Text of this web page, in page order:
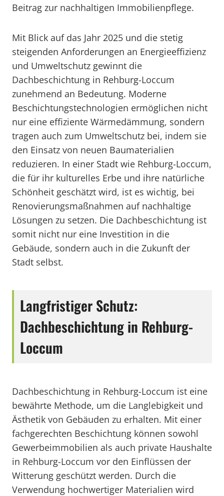
Beitrag zur nachhaltigen Immobilienpflege.
Mit Blick auf das Jahr 2025 und die stetig
steigenden Anforderungen an Energieeffizienz
und Umweltschutz gewinnt die
Dachbeschichtung in Rehburg-Loccum
zunehmend an Bedeutung. Moderne
Beschichtungstechnologien ermöglichen nicht
nur eine effiziente Wärmedämmung, sondern
tragen auch zum Umweltschutz bei, indem sie
den Einsatz von neuen Baumaterialien
reduzieren. In einer Stadt wie Rehburg-Loccum,
die für ihr kulturelles Erbe und ihre natürliche
Schönheit geschätzt wird, ist es wichtig, bei
Renovierungsmaßnahmen auf nachhaltige
Lösungen zu setzen. Die Dachbeschichtung ist
somit nicht nur eine Investition in die
Gebäude, sondern auch in die Zukunft der
Stadt selbst.
Langfristiger Schutz:
Dachbeschichtung in Rehburg-
Loccum
Dachbeschichtung in Rehburg-Loccum ist eine
bewährte Methode, um die Langlebigkeit und
Ästhetik von Gebäuden zu erhalten. Mit einer
fachgerechten Beschichtung können sowohl
Gewerbeimmobilien als auch private Haushalte
in Rehburg-Loccum vor den Einflüssen der
Witterung geschützt werden. Durch die
Verwendung hochwertiger Materialien wird